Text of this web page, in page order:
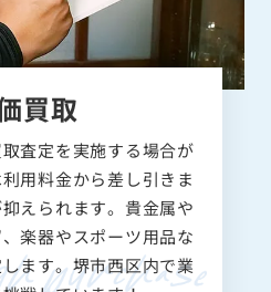
買取
査定を実施する場合が
用料金から差し引きま
えられます。貴金属や
楽器やスポーツ用品な
ます。堺市西区内で業